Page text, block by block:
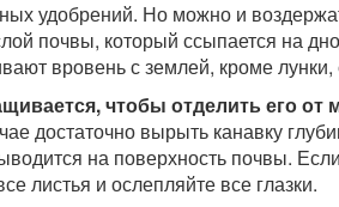
удобрений. Но можно и
почвы, который ссыпается на
вровень с землей, кроме
чтобы отделить его от
достаточно вырыть канавку
на поверхность почвы.
листья и ослепляйте все глазки.